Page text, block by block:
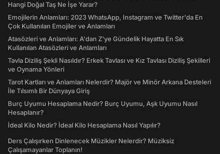
Hangi Doğal Taş Ne İşe Yarar?
Emojilerin Anlamları: 2023 WhatsApp, Instagram ve Twitter'da En
Çok Kullanılan Emojiler ve Anlamları
Atasözleri ve Anlamları: A'dan Z'ye Gündelik Hayatta En Sık
Kullanılan Atasözleri ve Anlamları
Tavla Diziliş Şekli Nasıldır? Erkek Tavlası ve Kız Tavlası Diziliş Şekilleri
ve Oynama Yönleri
Tarot Kartları ve Anlamları Nelerdir? Majör ve Minör Arkana Desteleri
İle Tılsımlı Bir Dünyaya Giriş
Burç Uyumu Hesaplama Nedir? Burç Uyumu, Aşk Uyumu Nasıl
Hesaplanır?
İdeal Kilo Nedir? İdeal Kilo Hesaplama Nasıl Yapılır?
Ders Çalışırken Dinlenecek Müzikler Nelerdir? Müziksiz
Çalışamayanlar Toplanın!